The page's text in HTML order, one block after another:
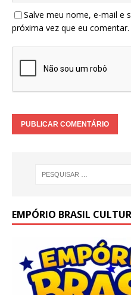
Salve meu nome, e-mail e
próxima vez que eu comentar.
EMPÓRIO BRASIL